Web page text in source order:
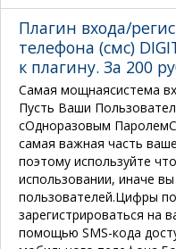
Плагин входа/
телефона (смс)
к плагину. За 200
Самая мощнаясистема
Пусть Ваши
сОдноразовым Паролем​
самая важная часть
поэтому используйте
использовании, иначе
пользователей.Цифры
зарегистрироваться на
помощью SMS-кода